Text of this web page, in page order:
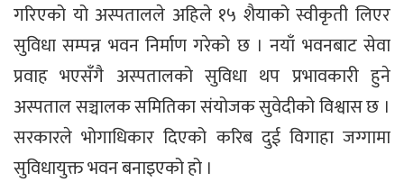
गरिएको यो अस्पतालले अहिले १५ शैयाको स्वीकृती लिएर
सुविधा सम्पन्न भवन निर्माण गरेको छ । नयाँ भवनबाट सेवा
प्रवाह भएसँगै अस्पतालको सुविधा थप प्रभावकारी हुने
अस्पताल सञ्चालक समितिका संयोजक सुवेदीको विश्वास छ ।
सरकारले भोगाधिकार दिएको करिब दुई विगाहा जग्गामा
सुविधायुक्त भवन बनाइएको हो ।